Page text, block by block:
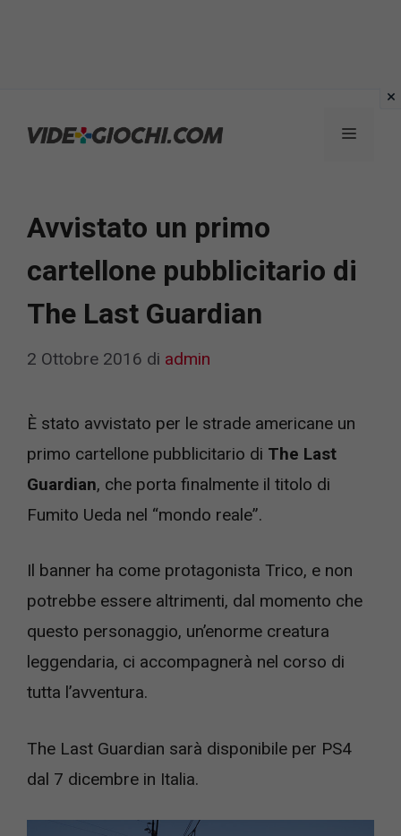
Menu
Avvistato un primo
cartellone pubblicitario di
The Last Guardian
2 Ottobre 2016 di admin
È stato avvistato per le strade americane un
primo cartellone pubblicitario di The Last
Guardian, che porta finalmente il titolo di
Fumito Ueda nel “mondo reale”.
Il banner ha come protagonista Trico, e non
potrebbe essere altrimenti, dal momento che
questo personaggio, un’enorme creatura
leggendaria, ci accompagnerà nel corso di
tutta l’avventura.
The Last Guardian sarà disponibile per PS4
dal 7 dicembre in Italia.